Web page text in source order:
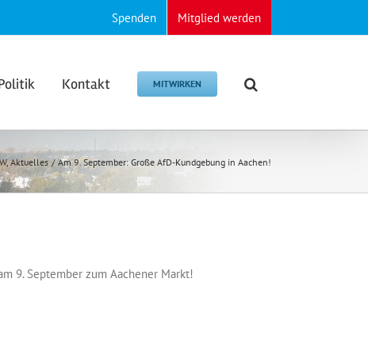
Spenden Mitglied werden
Kontakt MITWIRKEN
Aktuelles Am 9. September: Große AfD-Kundgebung in Aachen!
9. September zum Aachener Markt!